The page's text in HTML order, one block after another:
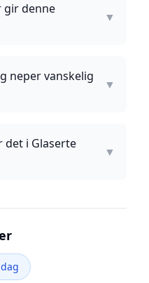
gir denne
▼
neper vanskelig
▼
det i Glaserte
▼